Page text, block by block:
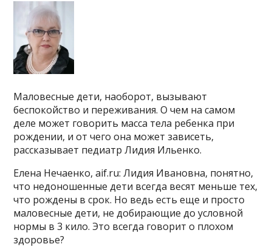
Маловесные дети, наоборот, вызывают
беспокойство и переживания. О чем на самом
деле может говорить масса тела ребенка при
рождении, и от чего она может зависеть,
рассказывает педиатр Лидия Ильенко.
Елена Нечаенко, aif.ru: Лидия Ивановна, понятно,
что недоношенные дети всегда весят меньше тех,
что рождены в срок. Но ведь есть еще и просто
маловесные дети, не добирающие до условной
нормы в 3 кило. Это всегда говорит о плохом
здоровье?